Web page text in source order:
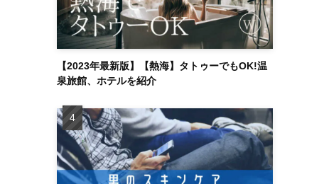
【2023年最新版】【熱海】タトゥーでもOK!温
泉旅館、ホテルを紹介